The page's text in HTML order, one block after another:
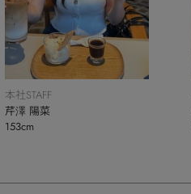
本社STAFF
芹澤 陽菜
153cm